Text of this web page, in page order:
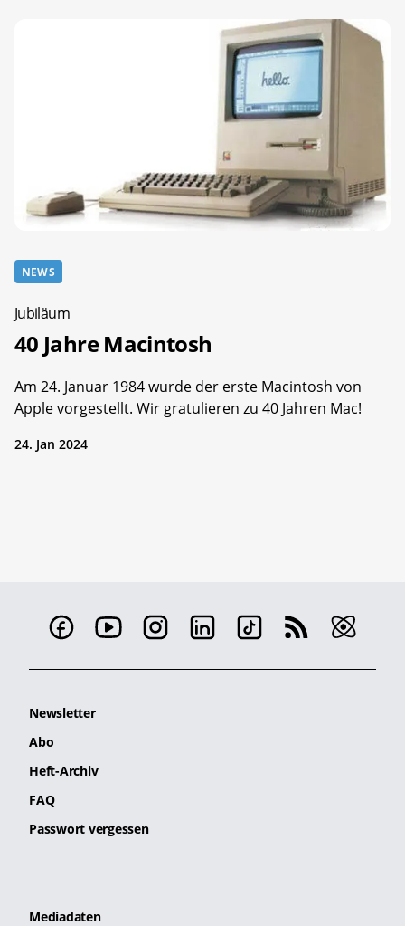
NEWS
Jubiläum
40 Jahre Macintosh
Am 24. Januar 1984 wurde der erste Macintosh von
Apple vorgestellt. Wir gratulieren zu 40 Jahren Mac!
24. Jan 2024
Newsletter
Abo
Heft-Archiv
FAQ
Passwort vergessen
Mediadaten